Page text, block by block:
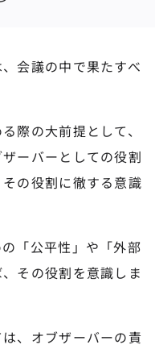
会議の中で果たすべ
際の大前提として、
ーバーとしての役割
の役割に徹する意識
「公平性」や「外部
その役割を意識しま
、オブザーバーの責